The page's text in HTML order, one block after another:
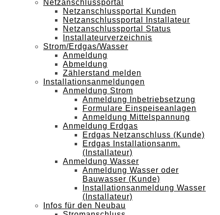
Netzanschlussportal
Netzanschlussportal Kunden
Netzanschlussportal Installateur
Netzanschlussportal Status
Installateurverzeichnis
Strom/Erdgas/Wasser
Anmeldung
Abmeldung
Zählerstand melden
Installationsanmeldungen
Anmeldung Strom
Anmeldung Inbetriebsetzung
Formulare Einspeiseanlagen
Anmeldung Mittelspannung
Anmeldung Erdgas
Erdgas Netzanschluss (Kunde)
Erdgas Installationsanm.
(Installateur)
Anmeldung Wasser
Anmeldung Wasser oder
Bauwasser (Kunde)
Installationsanmeldung Wasser
(Installateur)
Infos für den Neubau